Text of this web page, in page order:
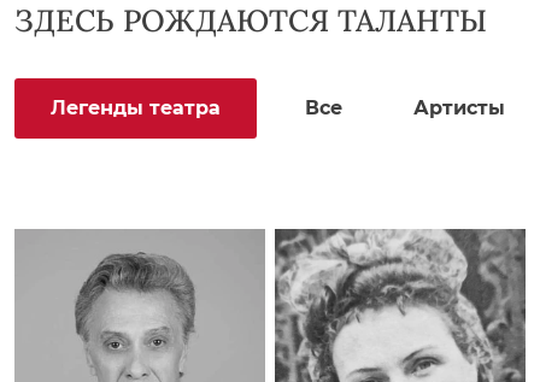
ЗДЕСЬ РОЖДАЮТСЯ ТАЛАНТЫ
Все Артисты
Легенды театра